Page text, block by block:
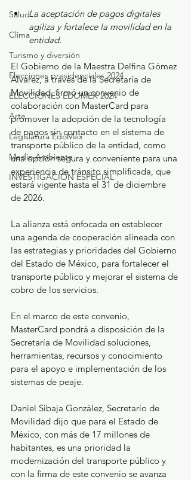
Salud
Clima
Turismo y diversión
Elecciones presidenciales 2024
ELECCIONES EDOMEX 2024
Arte
Legislatura EdoMéx
Medio Ambiente
INVESTIGACIÓN ESPECIAL
La aceptación de pagos digitales
agiliza y fortalece la movilidad en la
entidad.
El Gobierno de la Maestra Delfina Gómez
Álvarez, a través de la Secretaría de
Movilidad, firmó un convenio de
colaboración con MasterCard para
promover la adopción de la tecnología
de pagos sin contacto en el sistema de
transporte público de la entidad, como
una opción segura y conveniente para una
experiencia de tránsito simplificada, que
estará vigente hasta el 31 de diciembre
de 2026.
La alianza está enfocada en establecer
una agenda de cooperación alineada con
las estrategias y prioridades del Gobierno
del Estado de México, para fortalecer el
transporte público y mejorar el sistema de
cobro de los servicios.
En el marco de este convenio,
MasterCard pondrá a disposición de la
Secretaría de Movilidad soluciones,
herramientas, recursos y conocimiento
para el apoyo e implementación de los
sistemas de peaje.
Daniel Sibaja González, Secretario de
Movilidad dijo que para el Estado de
México, con más de 17 millones de
habitantes, es una prioridad la
modernización del transporte público y
con la firma de este convenio se avanza